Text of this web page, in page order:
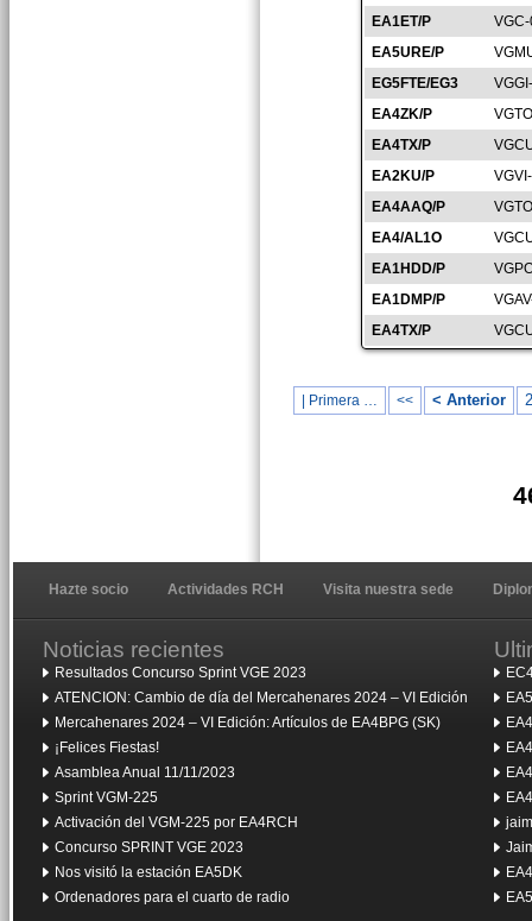
EA1ET/P
EA5URE/P
EG5FTE/EG3
EA4ZK/P
EA4TX/P
EA2KU/P
EA4AAQ/P
EA4/AL1O
EA1HDD/P
EA1DMP/P
EA4TX/P
| Primera … << < Anterior
Hazte socio Actividades RCH Visita nuestra sede
Noticias recientes
Resultados Concurso Sprint VGE 2023
ATENCION: Cambio de día del Mercahenares 2024 – VI Edición
Mercahenares 2024 – VI Edición: Artículos de EA4BPG (SK)
¡Felices Fiestas!
Asamblea Anual 11/11/2023
Sprint VGM-225
Activación del VGM-225 por EA4RCH
Concurso SPRINT VGE 2023
Nos visitó la estación EA5DK
Ordenadores para el cuarto de radio